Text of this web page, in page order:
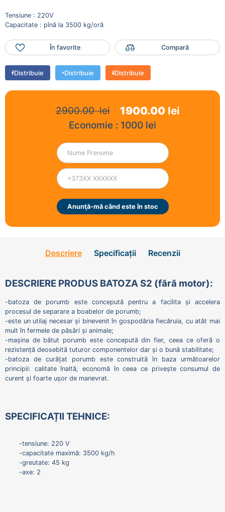
Tensiune : 220V
Capacitate : pînă la 3500 kg/oră
În favorite Compară
Distribuie Distribuie Distribuie
2900.00lei 1900.00lei
Economie : 1000 lei
Anunţă-mă când este în stoc
Descriere Specificații Recenzii
DESCRIERE PRODUS BATOZA S2 (fără motor):
-batoza de porumb este concepută pentru a facilita și accelera
procesul de separare a boabelor de porumb;
-este un utilaj necesar și binevenit în gospodăria fiecăruia, cu atât mai
mult în fermele de păsări și animale;
-mașina de bătut porumb este concepută din fier, ceea ce oferă o
rezistență deosebită tuturor componentelor dar și o bună stabilitate;
-batoza de curățat porumb este construită în baza următoarelor
principii: calitate înaltă, economă în ceea ce privește consumul de
curent și foarte ușor de manevrat.
SPECIFICAȚII TEHNICE:
-tensiune: 220 V
-capacitate maximă: 3500 kg/h
-greutate: 45 kg
-axe: 2